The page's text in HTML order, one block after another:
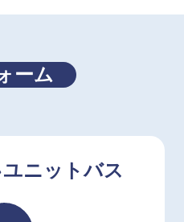
ーム
ニットバス